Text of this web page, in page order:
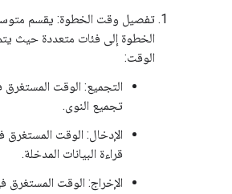
تفصيل وقت الخطوة: يقسم
الخطوة إلى فئات متعددة حيث
الوقت:
التجميع: الوقت المستغرق
تجميع النوى.
الإدخال: الوقت المستغرق
قراءة البيانات المدخلة.
الإخراج: الوقت المستغرق